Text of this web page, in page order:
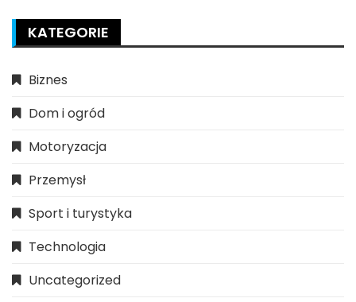
KATEGORIE
Biznes
Dom i ogród
Motoryzacja
Przemysł
Sport i turystyka
Technologia
Uncategorized